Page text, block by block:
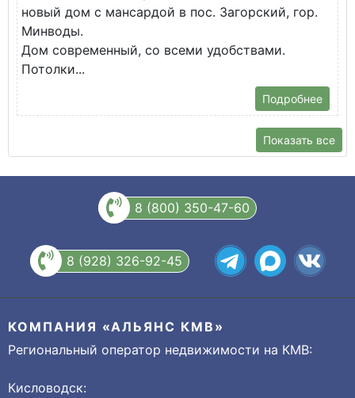
новый дом с мансардой в пос. Загорский, гор.
Минводы.
Дом современный, со всеми удобствами.
Потолки...
Подробнее
Показать все
8 (800) 350-47-60
8 (928) 326-92-45
КОМПАНИЯ «АЛЬЯНС КМВ»
Региональный оператор недвижимости на КМВ:
Кисловодск: